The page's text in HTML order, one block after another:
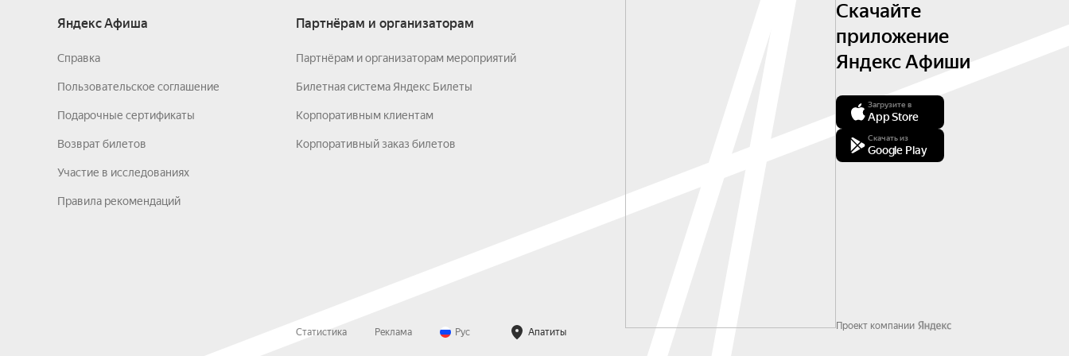
Яндекс Афиша
Справка
Пользовательское соглашение
Подарочные сертификаты
Возврат билетов
Участие в исследованиях
Правила рекомендаций
Партнёрам и организаторам
Партнёрам и организаторам мероприятий
Билетная система Яндекс Билеты
Корпоративным клиентам
Корпоративный заказ билетов
Статистика Реклама Рус Апатиты
Скачайте
приложение
Яндекс Афиши
Загрузите в
App Store
Скачать из
Google Play
Проект компании